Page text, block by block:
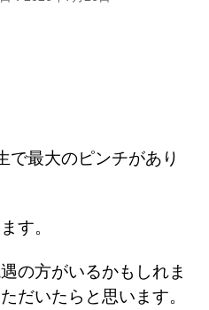
で最大のピンチがあり
す。
の方がいるかもしれま
だいたらと思います。